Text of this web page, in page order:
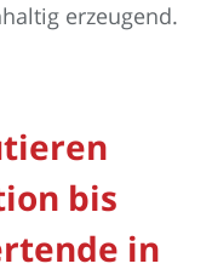
erzeugend.
bis
in